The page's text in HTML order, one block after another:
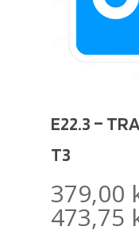
E22.3 –
T3
379,00
473,75